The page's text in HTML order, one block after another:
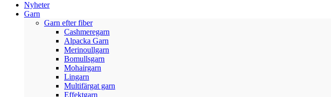
Nyheter
Garn
Garn efter fiber
Cashmeregarn
Alpacka Garn
Merinoullgarn
Bomullsgarn
Mohairgarn
Lingarn
Multifärgat garn
Effektgarn